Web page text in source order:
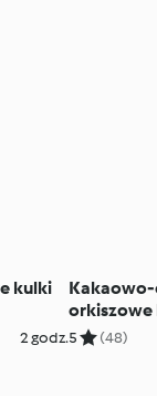
kulki
2 godz.
orkiszowe
5 (48)